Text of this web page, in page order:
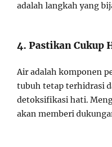
adalah langkah yang
4. Pastikan Cukup
Air adalah komponen
tubuh tetap terhidrasi
detoksifikasi hati.
akan memberi